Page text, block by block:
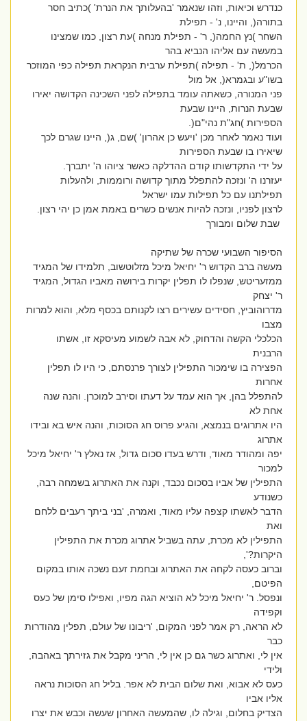
כנדרש וכיאות, וזהו שנאמר 'בהעלותך את הנרת' )כתיב חסר
בתורה(, והיינו, נ' - תפילת
השחר )נץ החמה(, ר' - תפילת מנחה )עת רצון, כמו שמצינו
במעשה עם אליהו הנביא בהר
הכרמל(, ת' - תפילה )תפילת ערבית הנקראת תפילה כפי המוזכר
בשו"ע ובגמרא(, אל מול
פני המנורה, כשאתה עומד בתפילה לפני השכינה הקדושה יאירו
שבעת הנרות, היינו שבעת
הספירות )חג"ת נהי"ם(.
ועוד נאמר לאחר מכן 'ויעש כן אהרון' )שם, ג(, היינו שגרם לכך
שיאירו בו שבעת הספירות
על ידי התקדשותו קודם ההדלקה כאשר ציוהו ה' יתברך.
יעזרנו ה' ונזכה להתפלל מתוך קדושה ורוממות, ולהעלות
תפילתנו עם כל תפילות עמו ישראל
לרצון לפניו, ונזכה להיות אנשים כשרים באמת אמן כן יהי רצון.
שבת שלום ומבורך
הסיפור השבועי שכרה של שתיקה
מעשה ברב הקדוש ר' יחיאל מיכל מזלוטשוב, תלמידו של המגיד
ממזעריטש, שנפלו לו תפלין יקרות בירושה מאביו הגדול, המגיד
ר' יצחק
מדרוהוביץ, חסידים עשירים רצו לקנותם בכסף מלא, והוא למרות
מצבו
הכלכלי הקשה והדחוק, לא אבה לשמוע מעיסקא זו, אשתו
הרבנית
הפצירה בו שימכור התפילין לצורך פרנסתם, כי היו לו תפלין
אחרות
להתפלל בהן, אך הוא עמד על דעתו וסירב למוכרן. והנה שנה
אחת לא
היו אתרוגים בנמצא, והגיע פרוס חג הסוכות, והנה איש בא ובידו
אתרוג
יפה ומהודר מאוד, ודרש בעדו סכום גדול, אז נאלץ ר' יחיאל מיכל
למכור
התפילין של אביו בסכום נכבד, וקנה את האתרוג בשמחה רבה,
כשנודע
הדבר לאשתו קצפה עליו מאוד, ואמרה, 'בני ביתך רעבים ללחם
ואת
התפילין לא מכרת, עתה בשביל אתרוג מכרת את התפילין
היקרות?',
וברוב כעסה לקחה את האתרוג ובחמת זעם נשכה אותו במקום
הפיטם,
ונפסל. ר' יחיאל מיכל לא הוציא הגה מפיו, ואפילו סימן של כעס
וקפידה
לא הראה, רק אמר לפני המקום, 'ריבונו של עולם, תפלין מהודרות
כבר
אין לי, ואתרוג כשר גם כן אין לי, הריני מקבל את גזירתך באהבה,
ולידי
כעס לא אבוא, ואת שלום הבית לא אפר. בליל חג הסוכות נראה
אליו אביו
הצדיק בחלום, וגילה לו, שהמעשה האחרון שעשה וכבש את יצרו